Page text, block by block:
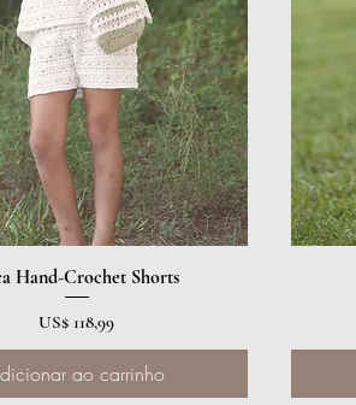
Visualização rápida
Hand-Crochet Shorts
Preço
US$ 118,99
ao carrinho